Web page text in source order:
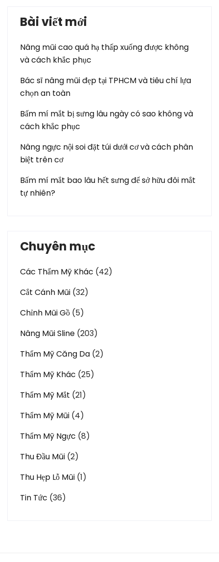
Bài viết mới
Nâng mũi cao quá hạ thấp xuống được không
và cách khắc phục
Bác sĩ nâng mũi đẹp tại TPHCM và tiêu chí lựa
chọn an toàn
Bấm mí mắt bị sưng lâu ngày có sao không và
cách khắc phục
Nâng ngực nội soi đặt túi dưới cơ và cách phân
biệt trên cơ
Bấm mí mắt bao lâu hết sưng để sở hữu đôi mắt
tự nhiên?
Chuyên mục
Các Thẩm Mỹ Khác (42)
Cắt Cánh Mũi (32)
Chỉnh Mũi Gồ (5)
Nâng Mũi Sline (203)
Thẩm Mỹ Căng Da (2)
Thẩm Mỹ Khác (25)
Thẩm Mỹ Mắt (21)
Thẩm Mỹ Mũi (4)
Thẩm Mỹ Ngực (8)
Thu Đầu Mũi (2)
Thu Hẹp Lỗ Mũi (1)
Tin Tức (36)